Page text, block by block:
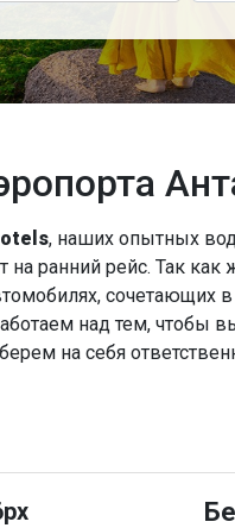
, наших опытных
ранний рейс. Так
над тем, чтобы
на себя